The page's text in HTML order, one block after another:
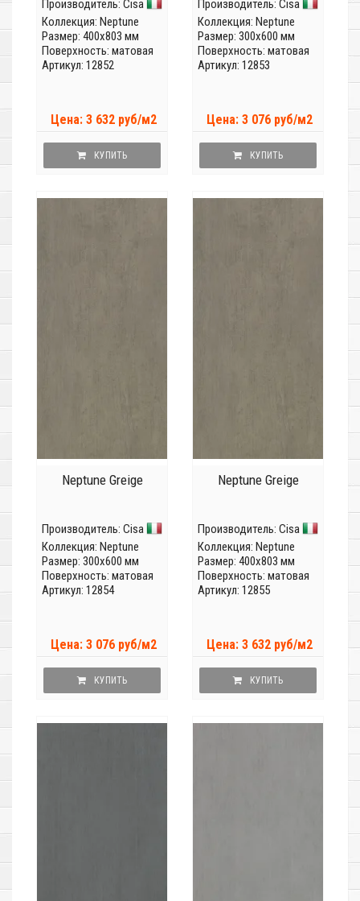
Производитель: Cisa
Коллекция: Neptune
Размер: 400x803 мм
Поверхность: матовая
Артикул: 12852
Цена: 3 632 руб/м2
КУПИТЬ
Производитель: Cisa
Коллекция: Neptune
Размер: 300x600 мм
Поверхность: матовая
Артикул: 12853
Цена: 3 076 руб/м2
КУПИТЬ
Neptune Greige
Производитель: Cisa
Коллекция: Neptune
Размер: 300x600 мм
Поверхность: матовая
Артикул: 12854
Цена: 3 076 руб/м2
КУПИТЬ
Neptune Greige
Производитель: Cisa
Коллекция: Neptune
Размер: 400x803 мм
Поверхность: матовая
Артикул: 12855
Цена: 3 632 руб/м2
КУПИТЬ